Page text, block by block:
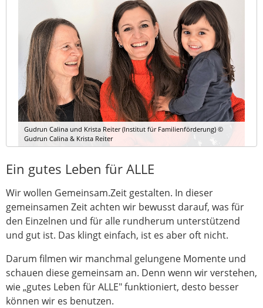
Gudrun Calina und Krista Reiter (Institut für Familienförderung) ©
Gudrun Calina & Krista Reiter
Ein gutes Leben für ALLE
Wir wollen Gemeinsam.Zeit gestalten. In dieser
gemeinsamen Zeit achten wir bewusst darauf, was für
den Einzelnen und für alle rundherum unterstützend
und gut ist. Das klingt einfach, ist es aber oft nicht.
Darum filmen wir manchmal gelungene Momente und
schauen diese gemeinsam an. Denn wenn wir verstehen,
wie „gutes Leben für ALLE" funktioniert, desto besser
können wir es benutzen.